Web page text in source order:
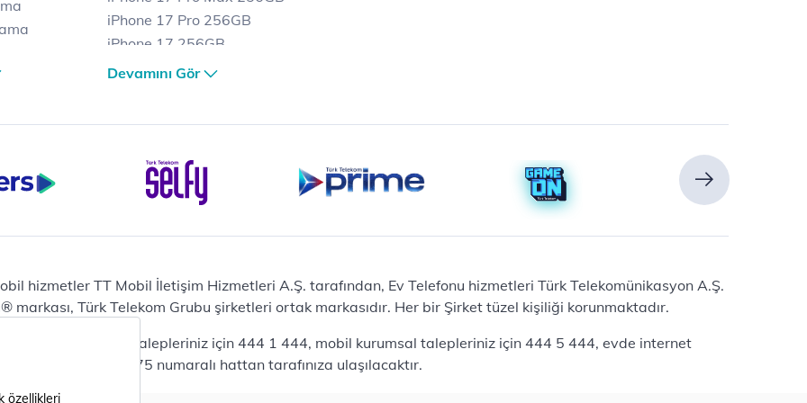
iPhone 17 Pro 256GB
iPhone 17 256GB
iPhone 17 Air 256GB
Casper Nirvana C370
Notebook
Ev Telefonu
Panasonic TGB610
Modem ve Wi-Fi
Zyxel DX3300 Wi-Fi 6
Premium VDSL Modem
Devamını Gör
hizmetler TT Mobil İletişim Hizmetleri A.Ş. tarafından, Ev Telefonu hizmetleri Türk Telekomünikasyon A.Ş.
markası, Türk Telekom Grubu şirketleri ortak markasıdır. Her bir Şirket tüzel kişiliği korunmaktadır.
mobil bireysel talepleriniz için 444 1 444, mobil kurumsal talepleriniz için 444 5 444, evde internet
için 444 0375 numaralı hattan tarafınıza ulaşılacaktır.